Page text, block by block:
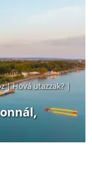
|Hová utazzak? |